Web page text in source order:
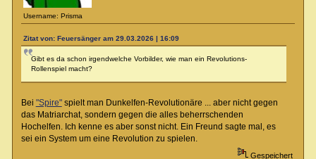
Username: Prisma
Zitat von: Feuersänger am 29.03.2026 | 16:09
Gibt es da schon irgendwelche Vorbilder, wie man ein Revolutions-
Rollenspiel macht?
Bei "Spire"spielt man Dunkelfen-Revolutionäre ... aber nicht gegen
das Matriarchat, sondern gegen die alles beherrschenden
Hochelfen. Ich kenne es aber sonst nicht. Ein Freund sagte mal, es
sei ein System um eine Revolution zu spielen.
Gespeichert